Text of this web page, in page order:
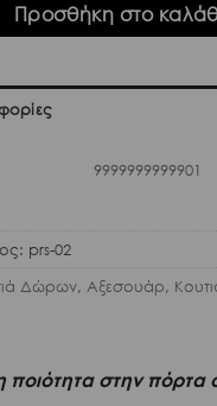
Προσθήκη στο
9999999999901
prs-02
Δώρων, Αξεσουάρ,
ποιότητα στην πόρτα